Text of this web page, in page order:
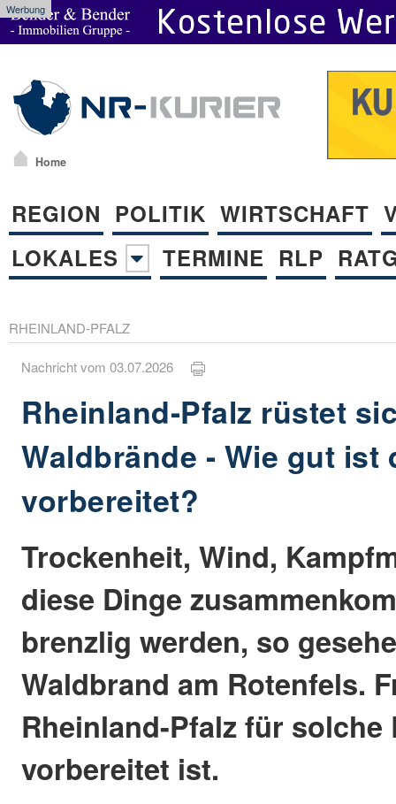
Werbung
Home
REGION POLITIK WIRTSCHAFT
LOKALES
TERMINE RLP
RHEINLAND-PFALZ
Nachricht vom 03.07.2026
Rheinland-Pfalz rüstet
Waldbrände - Wie gut ist
vorbereitet?
Trockenheit, Wind,
diese Dinge
brenzlig werden, so
Waldbrand am Rotenfels.
Rheinland-Pfalz für solche
vorbereitet ist.